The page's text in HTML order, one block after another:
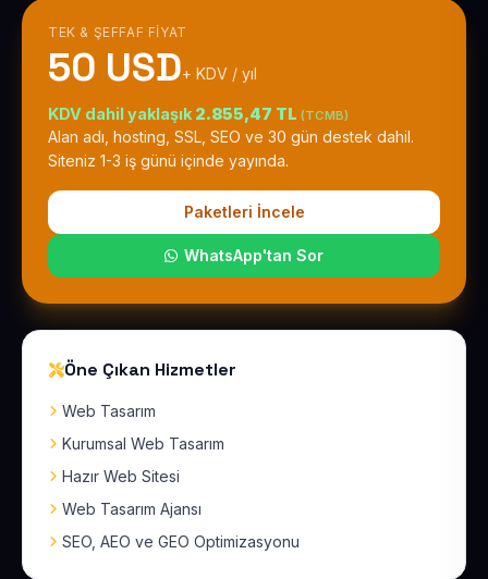
TEK & ŞEFFAF FIYAT
50 USD+ KDV / yıl
KDV dahil yaklaşık 2.855,47 TL (TCMB)
Alan adı, hosting, SSL, SEO ve 30 gün destek dahil.
Siteniz 1-3 iş günü içinde yayında.
Paketleri İncele
WhatsApp'tan Sor
Öne Çıkan Hizmetler
Web Tasarım
Kurumsal Web Tasarım
Hazır Web Sitesi
Web Tasarım Ajansı
SEO, AEO ve GEO Optimizasyonu